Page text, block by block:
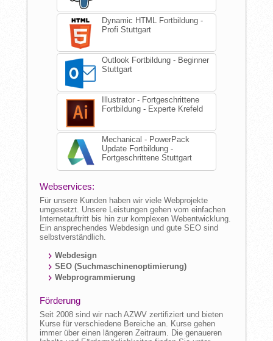
Dynamic HTML Fortbildung -
Profi Stuttgart
Outlook Fortbildung - Beginner
Stuttgart
Illustrator - Fortgeschrittene
Fortbildung - Experte Krefeld
Mechanical - PowerPack
Update Fortbildung -
Fortgeschrittene Stuttgart
Webservices:
Für unsere Kunden haben wir viele Webprojekte
umgesetzt. Unsere Leistungen gehen vom einfachen
Internetauftritt bis hin zur komplexen Webentwicklung.
Ein ansprechendes Webdesign und gute SEO sind
selbstverständlich.
Webdesign
SEO (Suchmaschinenoptimierung)
Webprogrammierung
Förderung
Seit 2008 sind wir nach AZWV zertifiziert und bieten
Kurse für verschiedene Bereiche an. Kurse gehen
immer über einen längeren Zeitraum. Die genaueren